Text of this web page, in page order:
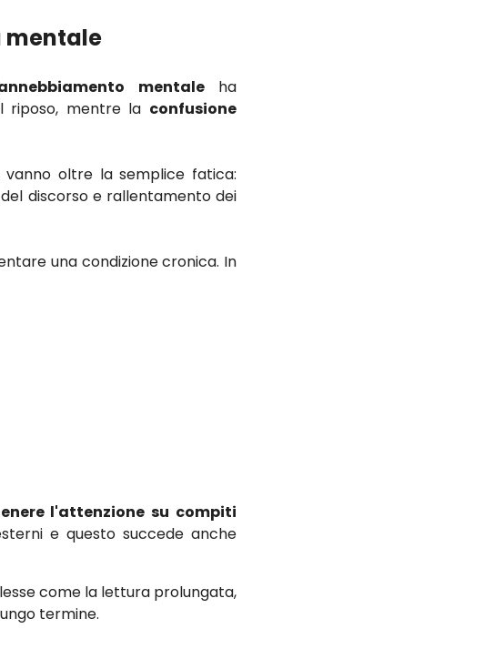
mentale
mentaleha
riposo, mentre la confusione
oltre la semplice fatica:
discorso e rallentamento dei
una condizione cronica. In
l'attenzione su compiti
e questo succede anche
come la lettura prolungata,
termine.